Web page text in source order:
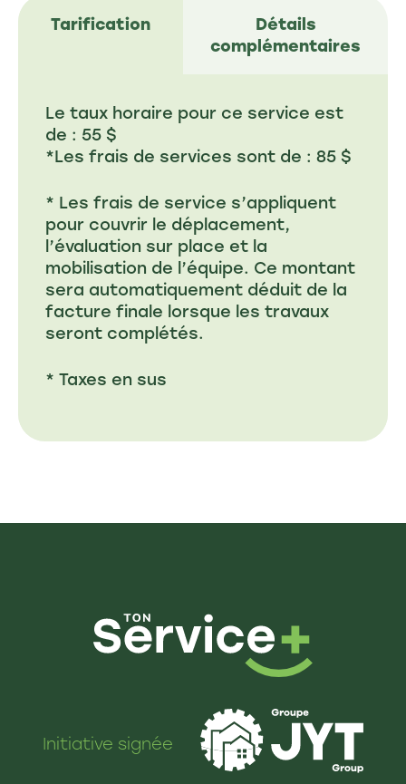
Tarification
Détails
complémentaires
Le taux horaire pour ce service est
de : 55 $
*Les frais de services sont de : 85 $
* Les frais de service s’appliquent
pour couvrir le déplacement,
l’évaluation sur place et la
mobilisation de l’équipe. Ce montant
sera automatiquement déduit de la
facture finale lorsque les travaux
seront complétés.
* Taxes en sus
Initiative signée